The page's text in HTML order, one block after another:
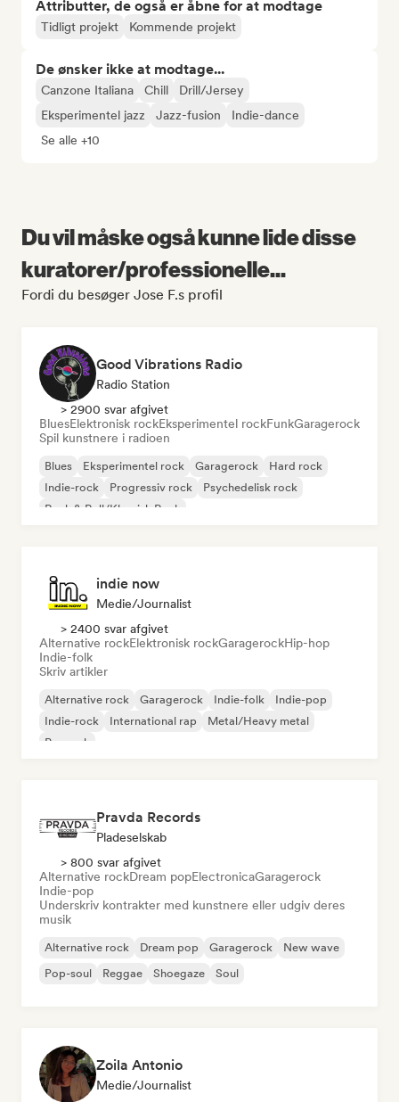
Attributter, de også er åbne for at modtage
Tidligt projekt Kommende projekt
De ønsker ikke at modtage...
Canzone Italiana Chill
Drill/Jersey
Eksperimentel jazz
Jazz-fusion
Indie-dance
Se alle +10
Du vil måske også kunne lide disse
kuratorer/professionelle...
Fordi du besøger Jose F.s profil
Good Vibrations Radio
Radio Station
> 2900 svar afgivet
BluesElektronisk rockEksperimentel rockFunkGaragerock
Spil kunstnere i radioen
Blues Eksperimentel rock Garagerock
Hard rock
Indie-rock
Progressiv rock
Psychedelisk rock
Rock & Roll/Klassisk Rock
indie now
Medie/journalist
> 2400 svar afgivet
Alternative rockElektronisk rockGaragerockHip-hop
Indie-folk
Skriv artikler
Alternative rock Garagerock Indie-folk
Indie-pop
Indie-rock
International rap
Metal/Heavy metal
Poprock
Pravda Records
Pladeselskab
> 800 svar afgivet
Alternative rockDream popElectronicaGaragerock
Indie-pop
Underskriv kontrakter med kunstnere eller udgiv deres
musik
Alternative rock Dream pop Garagerock
New wave
Pop-soul
Reggae Shoegaze Soul
Zoila Antonio
Medie/journalist